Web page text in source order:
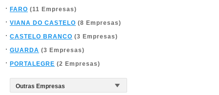
FARO (11 Empresas)
VIANA DO CASTELO (8 Empresas)
CASTELO BRANCO (3 Empresas)
GUARDA (3 Empresas)
PORTALEGRE (2 Empresas)